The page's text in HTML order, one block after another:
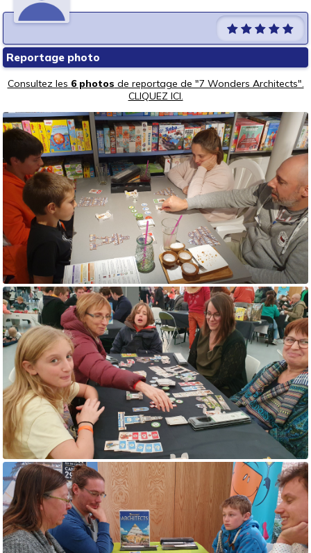
Reportage photo
Consultez les 6 photos de reportage de "7 Wonders Architects".
CLIQUEZ ICI.